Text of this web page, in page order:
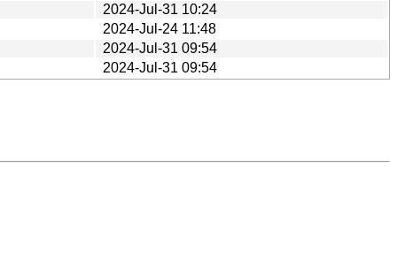
2024-Jul-31 10:24
2024-Jul-24 11:48
2024-Jul-31 09:54
2024-Jul-31 09:54